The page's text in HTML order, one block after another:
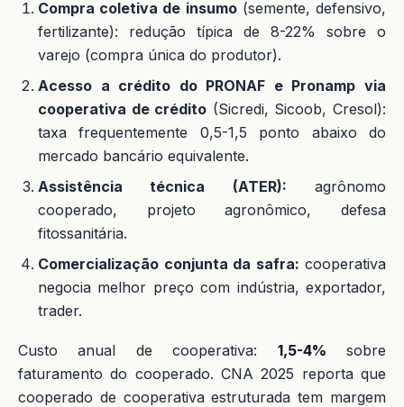
Compra coletiva de insumo(semente, defensivo,
fertilizante): redução típica de 8-22% sobre o
varejo (compra única do produtor).
Acesso a crédito do PRONAF e Pronamp via
cooperativa de crédito (Sicredi, Sicoob, Cresol):
taxa frequentemente 0,5-1,5 ponto abaixo do
mercado bancário equivalente.
Assistência técnica (ATER): agrônomo
cooperado, projeto agronômico, defesa
fitossanitária.
Comercialização conjunta da safra: cooperativa
negocia melhor preço com indústria, exportador,
trader.
Custo anual de cooperativa: 1,5-4% sobre
faturamento do cooperado. CNA 2025 reporta que
cooperado de cooperativa estruturada tem margem